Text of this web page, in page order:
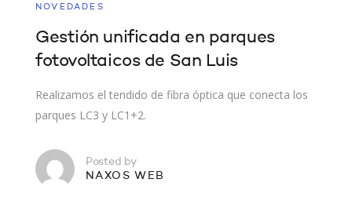
NOVEDADES
Gestión unificada en parques
fotovoltaicos de San Luis
Realizamos el tendido de fibra óptica que conecta los
parques LC3 y LC1+2.
Posted by
NAXOS WEB